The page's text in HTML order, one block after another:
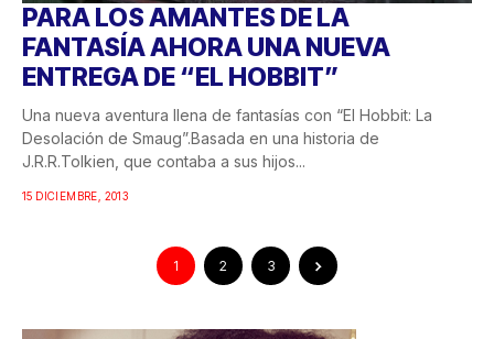
PARA LOS AMANTES DE LA
FANTASÍA AHORA UNA NUEVA
ENTREGA DE “EL HOBBIT”
Una nueva aventura llena de fantasías con “El Hobbit: La
Desolación de Smaug”.Basada en una historia de
J.R.R.Tolkien, que contaba a sus hijos...
15 DICIEMBRE, 2013
1 2 3